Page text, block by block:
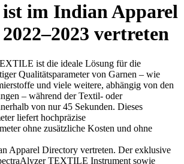
im Indian Apparel
vertreten
ist die ideale Lösung für die
Qualitätsparameter von Garnen – wie
und viele weitere, abhängig von den
– während der Textil- oder
von nur 45 Sekunden. Dieses
liefert hochpräzise
ohne zusätzliche Kosten und ohne
Apparel Directory vertreten. Der exklusive
TEXTILE Instrument sowie